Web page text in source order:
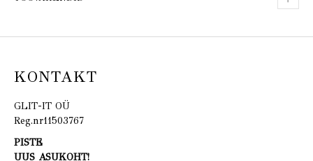
KONTAKT
GLIT-IT OÜ
Reg.nr11503767
PISTE
UUS ASUKOHT!